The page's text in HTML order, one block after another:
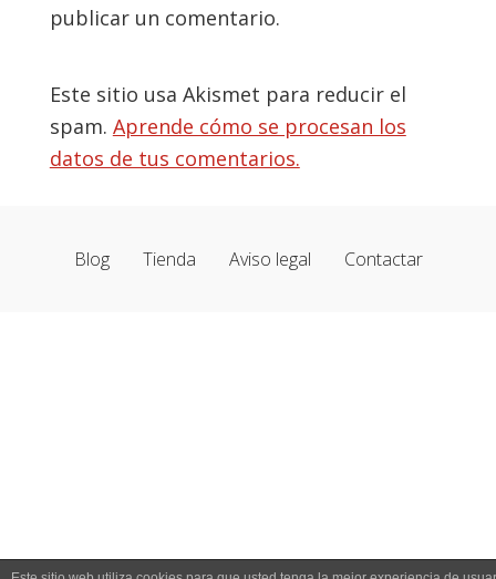
publicar un comentario.
Este sitio usa Akismet para reducir el
spam. Aprende cómo se procesan los
datos de tus comentarios.
Blog Tienda Aviso legal Contactar